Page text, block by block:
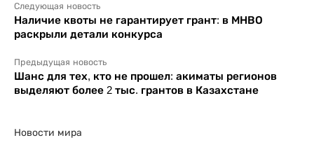
Следующая новость
Наличие квоты не гарантирует грант: в МНВО
раскрыли детали конкурса
Предыдущая новость
Шанс для тех, кто не прошел: акиматы регионов
выделяют более 2 тыс. грантов в Казахстане
Новости мира